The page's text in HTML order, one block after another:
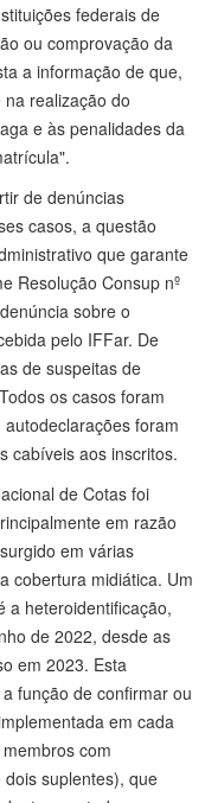
federais de
ou comprovação da
a informação de que,
realização do
e às penalidades da
de denúncias
casos, a questão
que garante
Resolução Consup nº
sobre o
pelo IFFar. De
de suspeitas de
os casos foram
foram
cabíveis aos inscritos.
de Cotas foi
em razão
em várias
cobertura midiática. Um
a heteroidentificação,
de 2022, desde as
em 2023. Esta
função de confirmar ou
em cada
com
suplentes), que